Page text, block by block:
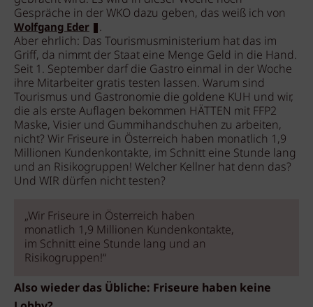
Gespräche in der WKO dazu geben, das weiß ich von
Wolfgang Eder
.
Aber ehrlich: Das Tourismusministerium hat das im
Griff, da nimmt der Staat eine Menge Geld in die Hand.
Seit 1. September darf die Gastro einmal in der Woche
ihre Mitarbeiter gratis testen lassen. Warum sind
Tourismus und Gastronomie die goldene KUH und wir,
die als erste Auflagen bekommen HÄTTEN mit FFP2
Maske, Visier und Gummihandschuhen zu arbeiten,
nicht? Wir Friseure in Österreich haben monatlich 1,9
Millionen Kundenkontakte, im Schnitt eine Stunde lang
und an Risikogruppen! Welcher Kellner hat denn das?
Und WIR dürfen nicht testen?
„Wir Friseure in Österreich haben
monatlich 1,9 Millionen Kundenkontakte,
im Schnitt eine Stunde lang und an
Risikogruppen!“
Also wieder das Übliche: Friseure haben keine